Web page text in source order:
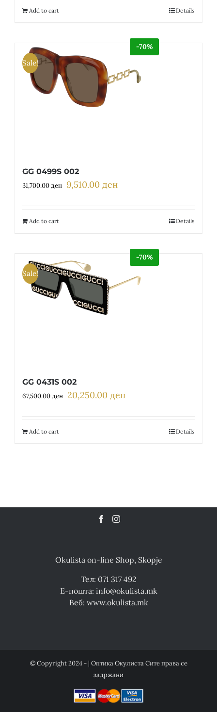
Add to cart Details
Sale!
-70%
GG 0499S 002
31,700.00ден Original
9,510.00 денCurrent
Add to cart Details
Sale!
-70%
GG 0431S 002
67,500.00ден Original
20,250.00 денCurrent
20,250.00 ден.
Add to cart Details
Okulista on-line Shop, Skopje
Тел: 071 317 492
Е-пошта: info@okulista.mk
Веб: www.okulista.mk
© Copyright 2024 - | Оптика Окулиста Сите права се
задржани